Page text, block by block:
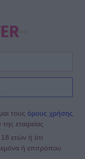
τους όρους χρήσης
εταιρείας
ετών ή ότι
ή επιτρόπου